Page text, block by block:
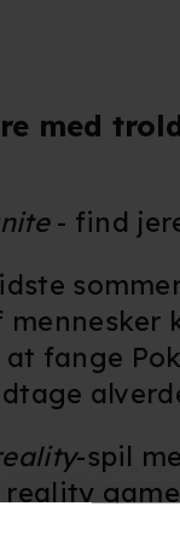
med
- find
fange
-spil
reality